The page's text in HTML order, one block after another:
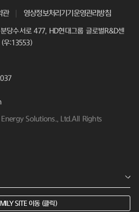
관 영상정보처리기기운영관리방침
당수서로 477, HD현대그룹 글로벌R&D센
(우:13553)
Solutions., Ltd.All Rights
SITE 이동 (클릭)